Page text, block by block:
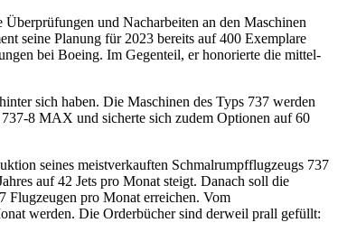
und Nacharbeiten an den Maschinen
seine Planung für 2023 bereits auf 400 Exemplare
bei Boeing. Im Gegenteil, er honorierte die mittel-
sich haben. Die Maschinen des Typs 737 werden
8 MAX und sicherte sich zudem Optionen auf 60
seines meistverkauften Schmalrumpfflugzeugs 737
auf 42 Jets pro Monat steigt. Danach soll die
Flugzeugen pro Monat erreichen. Vom
werden. Die Orderbücher sind derweil prall gefüllt: